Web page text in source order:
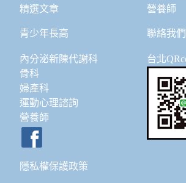
精選文章
營養師
青少年長高
內分泌新陳代謝科
骨科
婦產科
運動心理諮詢
營養師
聯絡我們
台北
隱私權保護政策